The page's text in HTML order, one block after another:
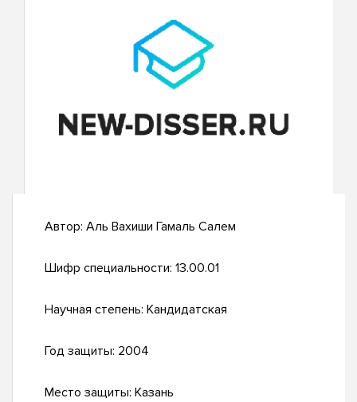
Автор: Аль Вахиши Гамаль Салем
Шифр специальности: 13.00.01
Научная степень: Кандидатская
Год защиты: 2004
Место защиты: Казань